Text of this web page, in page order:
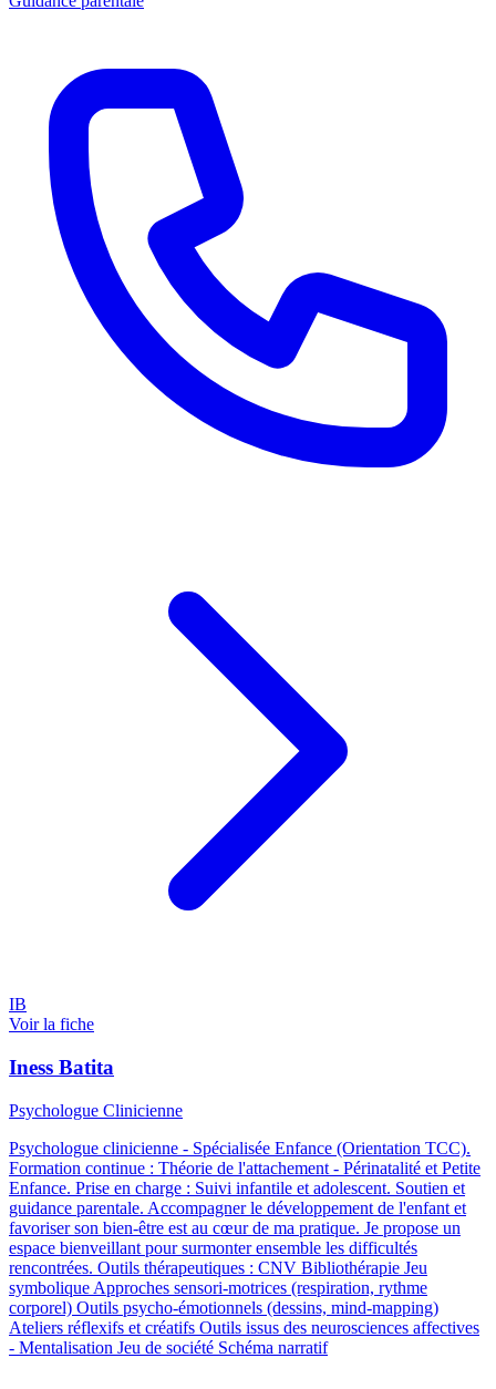
IB
Voir la fiche
Iness Batita
Psychologue Clinicienne
Psychologue clinicienne - Spécialisée Enfance (Orientation TCC).
Formation continue : Théorie de l'attachement - Périnatalité et Petite
Enfance. Prise en charge : Suivi infantile et adolescent. Soutien et
guidance parentale. Accompagner le développement de l'enfant et
favoriser son bien-être est au cœur de ma pratique. Je propose un
espace bienveillant pour surmonter ensemble les difficultés
rencontrées. Outils thérapeutiques : CNV Bibliothérapie Jeu
symbolique Approches sensori-motrices (respiration, rythme
corporel) Outils psycho-émotionnels (dessins, mind-mapping)
Ateliers réflexifs et créatifs Outils issus des neurosciences affectives
- Mentalisation Jeu de société Schéma narratif